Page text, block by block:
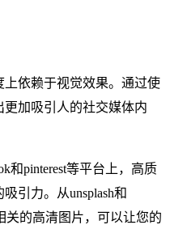
依赖于视觉效果。通过使
加吸引人的社交媒体内
和pinterest等平台上，高质
引力。从unsplash和
关的高清图片，可以让您的